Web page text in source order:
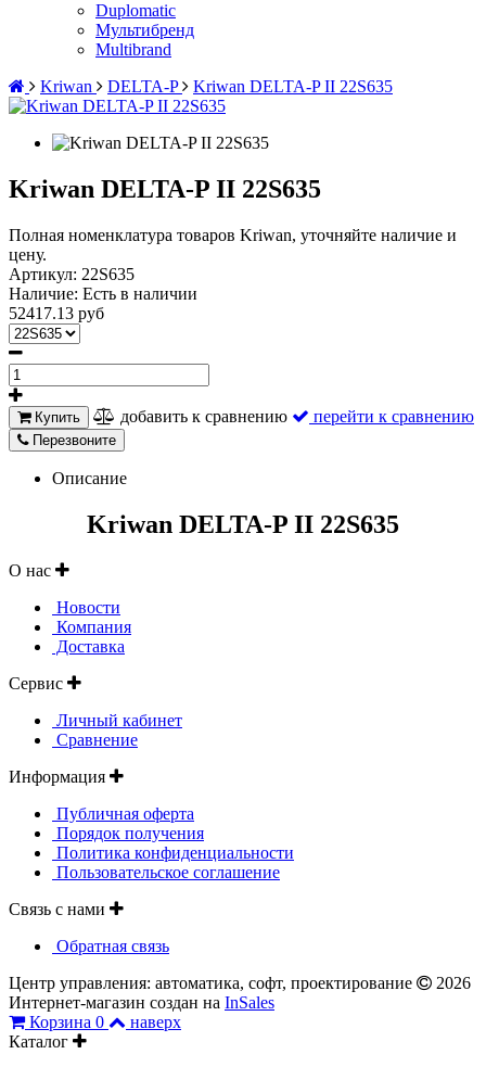
Duplomatic
Мультибренд
Multibrand
Kriwan
DELTA-P Kriwan DELTA-P II 22S635
Kriwan DELTA-P II 22S635
Полная номенклатура товаров Kriwan, уточняйте наличие и
цену.
Артикул: 22S635
Наличие: Есть в наличии
52417.13 руб
Купить добавить к сравнению перейти к сравнению
Перезвоните
Описание
Kriwan DELTA-P II 22S635
О нас
Новости
Компания
Доставка
Сервис
Личный кабинет
Сравнение
Информация
Публичная оферта
Порядок получения
Политика конфиденциальности
Пользовательское соглашение
Связь с нами
Обратная связь
Центр управления: автоматика, софт, проектирование
2026
Интернет-магазин создан на InSales
Корзина 0
наверх
Каталог